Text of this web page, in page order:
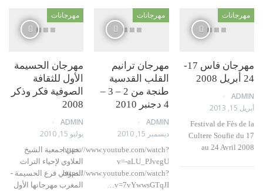
مهرجان فاس 17-
Festival de Fès
Cultere Soufie
au 24 Avril
مهرجانات
مهرجان ترانيم
القلب القدسية
طنجة من 2 – 3 –
ADMIN
ديسمبر 15, 2010
https://www.youtube.com/watch?
v=-aLU_PJvegU
https://www.youtube.com/watch?
v=7vYwwsGTqJI…
مهرجانات
مهرجان الحسيمة
الأول للثقافة
الصوفية فكر وذكر
تحيي جمعية الشيخ
العلاوي لإحياء التراث
الصوفي فرع الحسيمة -
المغرب مهرجانها الأول